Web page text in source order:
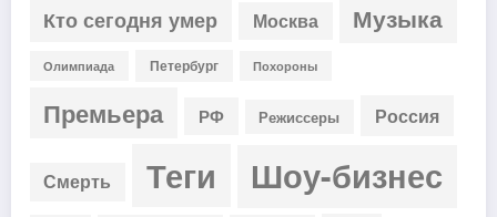
Кто сегодня умер Москва Музыка
Олимпиада Петербург Похороны
Премьера РФ Режиссеры Россия
Смерть Теги Шоу-бизнес